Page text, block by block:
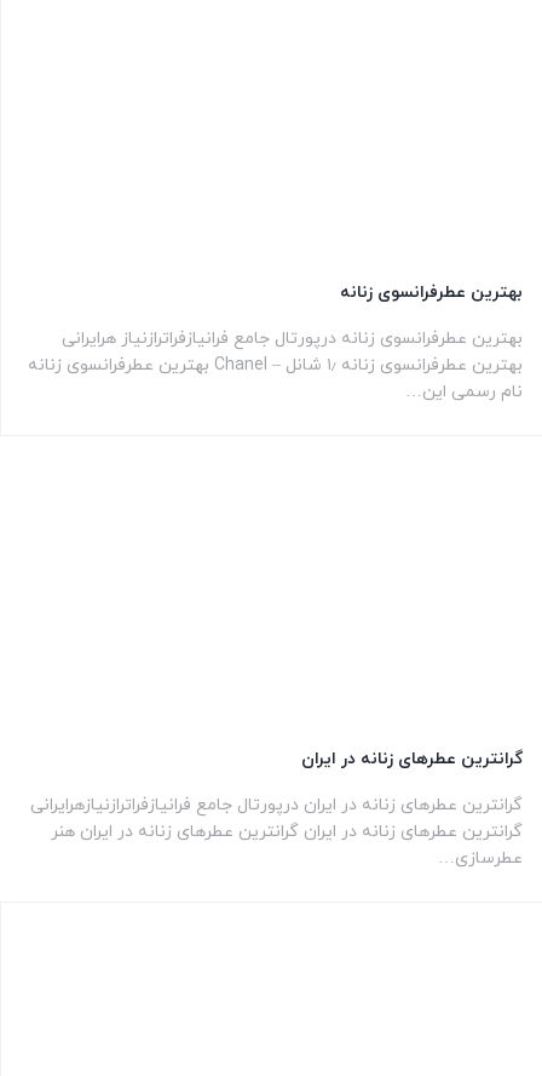
بهترین عطرفرانسوی زنانه
بهترین عطرفرانسوی زنانه درپورتال جامع فرانیازفراترازنیاز هرایرانی
بهترین عطرفرانسوی زنانه ۱٫ شانل – Chanel بهترین عطرفرانسوی زنانه
نام رسمی این…
گرانترین عطرهای زنانه در ایران
گرانترین عطرهای زنانه در ایران درپورتال جامع فرانیازفراترازنیازهرایرانی
گرانترین عطرهای زنانه در ایران گرانترین عطرهای زنانه در ایران هنر
عطرسازی…